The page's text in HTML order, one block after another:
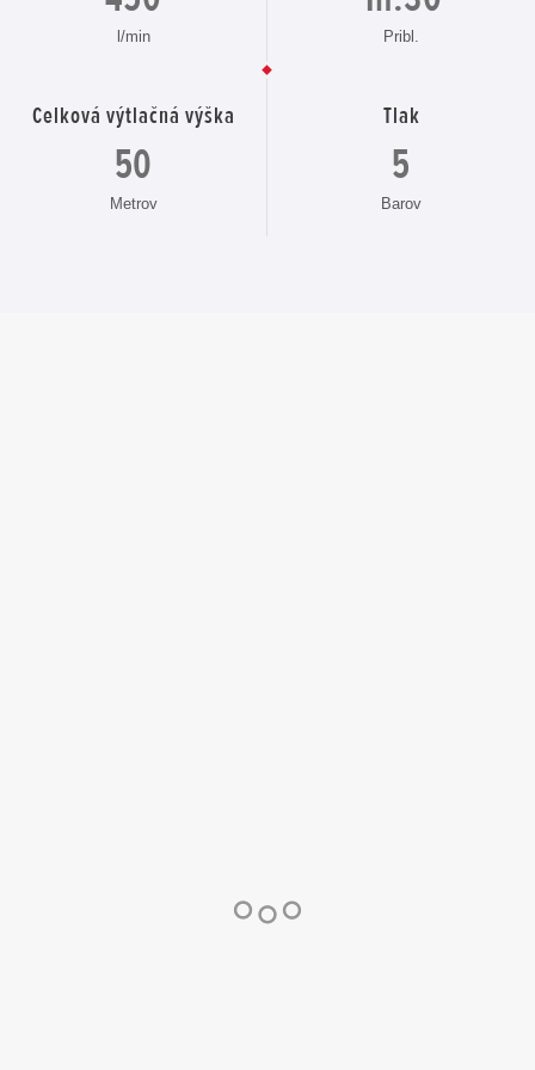
l/min Pribl.
Celková výtlačná výška
50
Metrov
Tlak
5
Barov